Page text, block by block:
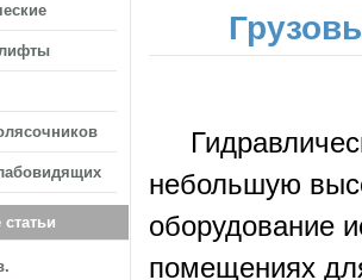
небольшую
оборудование
помещениях